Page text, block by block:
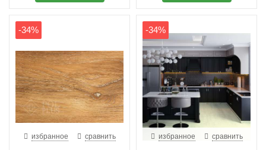
-34%
избранное сравнить
-34%
избранное сравнить